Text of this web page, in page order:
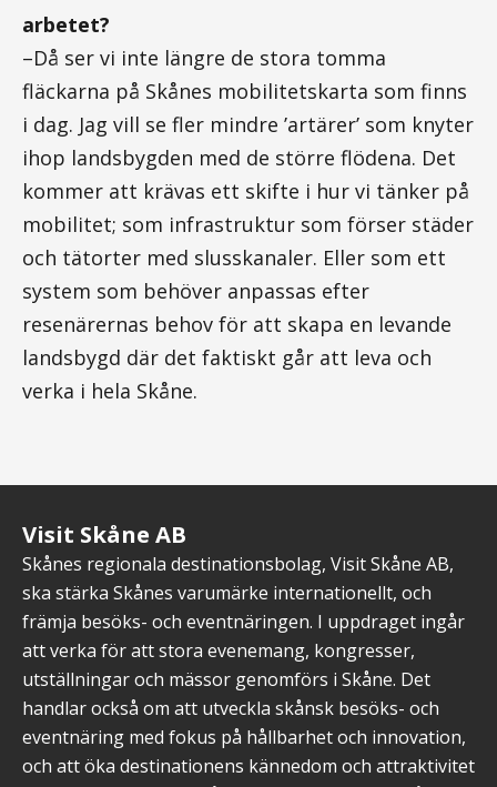
arbetet?
–Då ser vi inte längre de stora tomma
fläckarna på Skånes mobilitetskarta som finns
i dag. Jag vill se fler mindre ’artärer’ som knyter
ihop landsbygden med de större flödena. Det
kommer att krävas ett skifte i hur vi tänker på
mobilitet; som infrastruktur som förser städer
och tätorter med slusskanaler. Eller som ett
system som behöver anpassas efter
resenärernas behov för att skapa en levande
landsbygd där det faktiskt går att leva och
verka i hela Skåne.
Visit Skåne AB
Skånes regionala destinationsbolag, Visit Skåne AB,
ska stärka Skånes varumärke internationellt, och
främja besöks- och eventnäringen. I uppdraget ingår
att verka för att stora evenemang, kongresser,
utställningar och mässor genomförs i Skåne. Det
handlar också om att utveckla skånsk besöks- och
eventnäring med fokus på hållbarhet och innovation,
och att öka destinationens kännedom och attraktivitet